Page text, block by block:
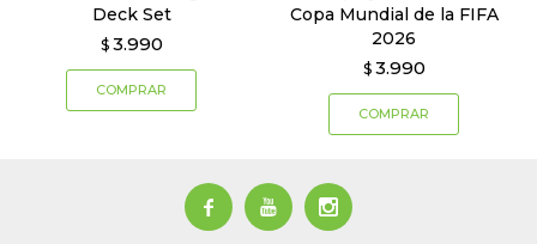
Deck Set
$ 3.990
Copa Mundial de la FIFA
2026
$ 3.990
  